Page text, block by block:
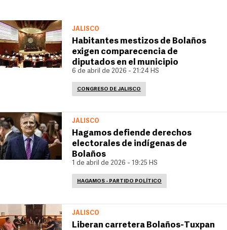
JALISCO
Habitantes mestizos de Bolaños
exigen comparecencia de
diputados en el municipio
6 de abril de 2026 - 21:24 HS
CONGRESO DE JALISCO
JALISCO
Hagamos defiende derechos
electorales de indígenas de
Bolaños
1 de abril de 2026 - 19:25 HS
HAGAMOS - PARTIDO POLÍTICO
JALISCO
Liberan carretera Bolaños-Tuxpan